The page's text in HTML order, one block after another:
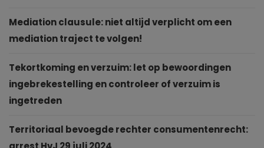
Mediation clausule: niet altijd verplicht om een
mediation traject te volgen!
Tekortkoming en verzuim: let op bewoordingen
ingebrekestelling en controleer of verzuim is
ingetreden
Territoriaal bevoegde rechter consumentenrecht: